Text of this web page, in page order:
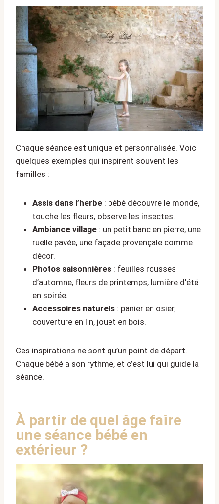
Chaque séance est unique et personnalisée. Voici
quelques exemples qui inspirent souvent les
familles :
Assis dans l’herbe : bébé découvre le monde,
touche les fleurs, observe les insectes.
Ambiance village : un petit banc en pierre, une
ruelle pavée, une façade provençale comme
décor.
Photos saisonnières : feuilles rousses
d’automne, fleurs de printemps, lumière d’été
en soirée.
Accessoires naturels : panier en osier,
couverture en lin, jouet en bois.
Ces inspirations ne sont qu’un point de départ.
Chaque bébé a son rythme, et c’est lui qui guide la
séance.
À partir de quel âge faire
une séance bébé en
extérieur ?